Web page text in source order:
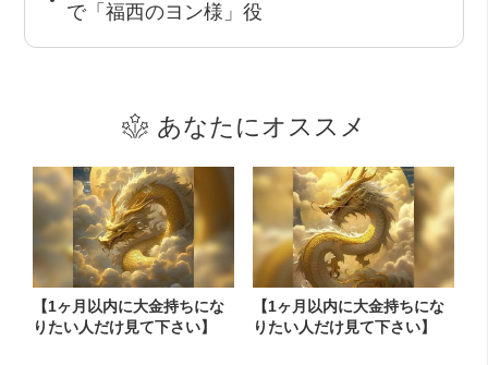
で「福西のヨン様」役
あなたにオススメ
【1ヶ月以内に大金持ちにな
りたい人だけ見て下さい】
【1ヶ月以内に大金持ちにな
りたい人だけ見て下さい】